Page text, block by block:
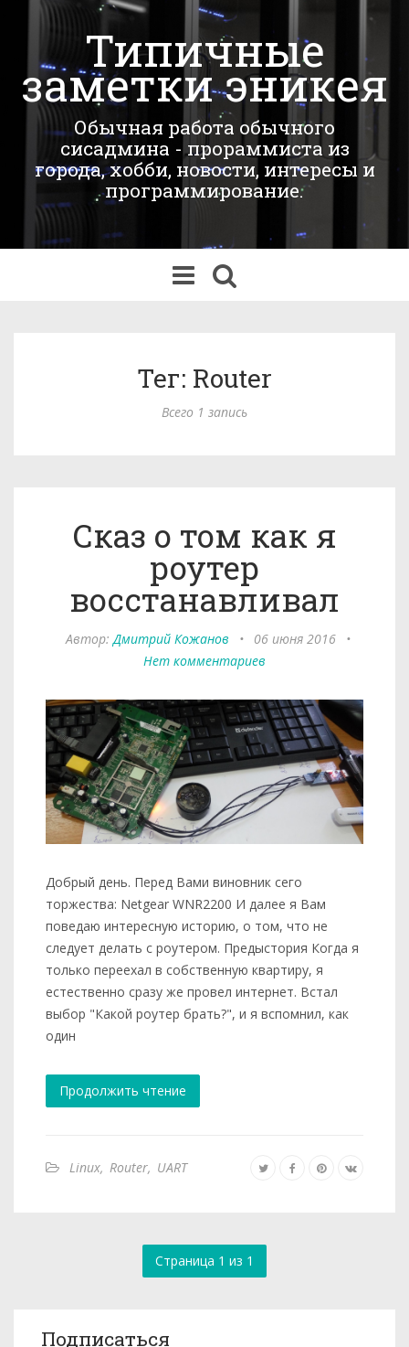
Типичные
заметки эникея
Обычная работа обычного
сисадмина - прораммиста из
города, хобби, новости, интересы и
программирование.
навигацию
Тег: Router
Всего 1 запись
Сказ о том как я
роутер
восстанавливал
Автор:Дмитрий Кожанов • 06 июня 2016
•
Нет комментариев
Добрый день. Перед Вами виновник сего
торжества: Netgear WNR2200 И далее я Вам
поведаю интересную историю, о том, что не
следует делать с роутером. Предыстория Когда я
только переехал в собственную квартиру, я
естественно сразу же провел интернет. Встал
выбор "Какой роутер брать?", и я вспомнил, как
один
Продолжить чтение
Linux, Router, UART
Страница 1 из 1
Подписаться